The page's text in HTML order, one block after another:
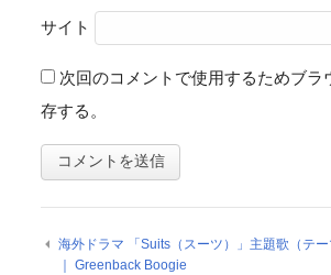
サイト
次回のコメントで使用するためブ
存する。
海外ドラマ 「Suits（スーツ）」主題歌（テー
｜ Greenback Boogie